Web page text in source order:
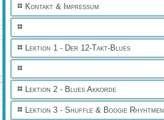
Kontakt & Impressum
Lektion 1 - Der 12-Takt-Blues
Lektion 2 - Blues Akkorde
Lektion 3 - Shuffle & Boogie Rhyhtmen